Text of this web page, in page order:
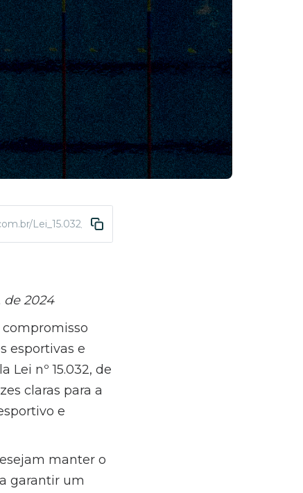
Lei_15.032_abuso
de 2024
compromisso
esportivas e
Lei nº 15.032, de
claras para a
e
manter o
garantir um